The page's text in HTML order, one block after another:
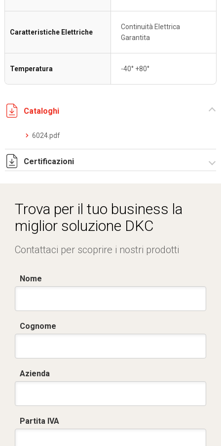
Caratteristiche Elettriche
Continuità Elettrica
Garantita
Temperatura -40° +80°
Cataloghi
6024.pdf
Certificazioni
Trova per il tuo business la
miglior soluzione DKC
Contattaci per scoprire i nostri prodotti
Nome
Cognome
Azienda
Partita IVA